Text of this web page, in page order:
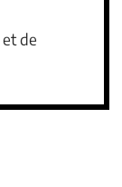
et de